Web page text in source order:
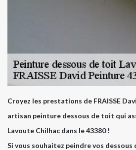
Croyez les prestations de FRAISSE
artisan peinture dessous de toit qui
Lavoute Chilhac dans le 43380 !
Si vous souhaitez peindre vos